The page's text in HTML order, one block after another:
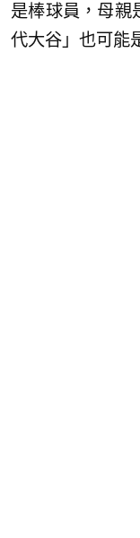
是棒球員，母親
代大谷」也可能